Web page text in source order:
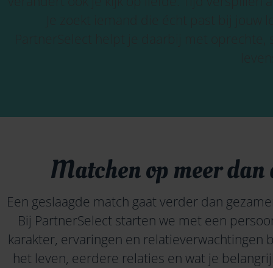
Matchen op meer
Een geslaagde match gaat verder dan
Bij PartnerSelect starten we met een
karakter, ervaringen en relatieverwachtingen
het leven, eerdere relaties en wat je